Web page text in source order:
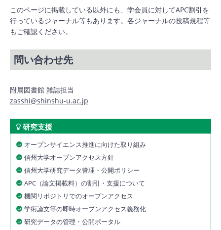
このページに掲載している以外にも、学会員に対してAPC割引を
行っているジャーナル等もあります。各ジャーナルの投稿規程等
もご確認ください。
問い合わせ先
附属図書館 雑誌担当
zasshi@shinshu-u.ac.jp
研究支援
オープンサイエンス推進に向けた取り組み
信州大学オープンアクセス方針
信州大学研究データ管理・公開ポリシー
APC（論文掲載料）の割引・支援について
機関リポジトリでのオープンアクセス
学術論文等の即時オープンアクセス義務化
研究データの管理・公開ポータル